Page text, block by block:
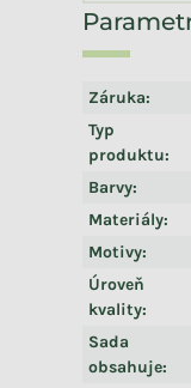
Záruka:
Typ
produktu:
Barvy:
Materiály:
Motivy:
Úroveň
kvality:
Sada
obsahuje: